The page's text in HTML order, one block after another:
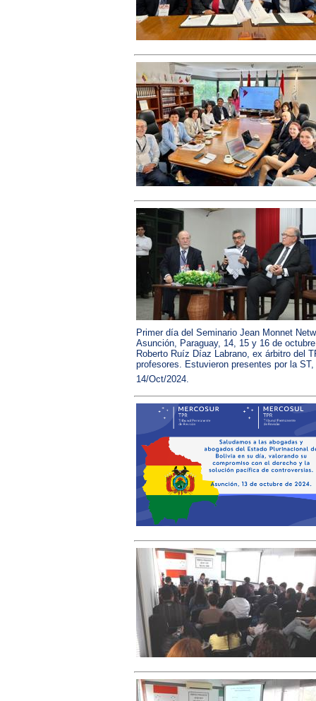
Primer día del Seminario Jean Monnet
Asunción, Paraguay, 14, 15 y 16 de
Roberto Ruíz Díaz Labrano, ex árbitro del
profesores. Estuvieron presentes por la
14/Oct/2024.